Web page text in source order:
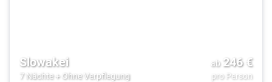
Slowakei
7 Nächte+ Ohne Verpflegung
ab 246€
pro Person